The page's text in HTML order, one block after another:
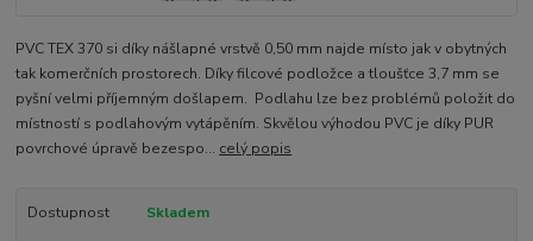
PVC TEX 370 si díky nášlapné vrstvě 0,50 mm najde místo jak v obytných
tak komerčních prostorech. Díky filcové podložce a tloušťce 3,7 mm se
pyšní velmi příjemným došlapem. Podlahu lze bez problémů položit do
místností s podlahovým vytápěním. Skvělou výhodou PVC je díky PUR
povrchové úpravě bezespo... celý popis
Dostupnost Skladem